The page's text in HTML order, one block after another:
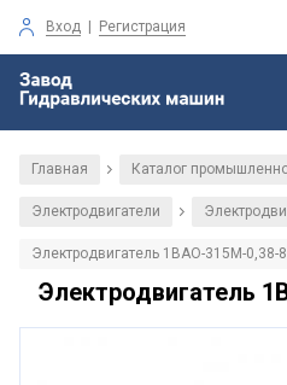
Вход | Регистрация
Главная / Каталог
Электродвигатели /
Электродвигатель 1ВАО-315М-0,38-
Электродвигатель